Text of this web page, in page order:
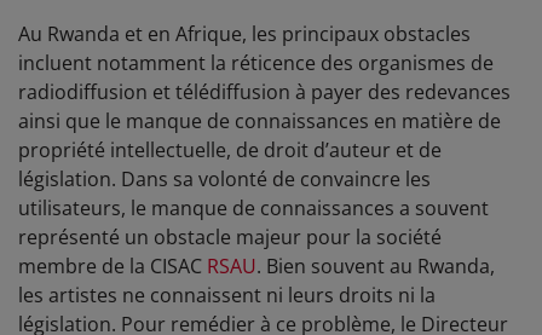
Au Rwanda et en Afrique, les principaux obstacles
incluent notamment la réticence des organismes de
radiodiffusion et télédiffusion à payer des redevances
ainsi que le manque de connaissances en matière de
propriété intellectuelle, de droit d’auteur et de
législation. Dans sa volonté de convaincre les
utilisateurs, le manque de connaissances a souvent
représenté un obstacle majeur pour la société
membre de la CISAC RSAU. Bien souvent au Rwanda,
les artistes ne connaissent ni leurs droits ni la
législation. Pour remédier à ce problème, le Directeur